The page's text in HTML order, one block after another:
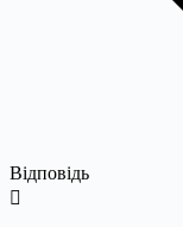
Відповідь